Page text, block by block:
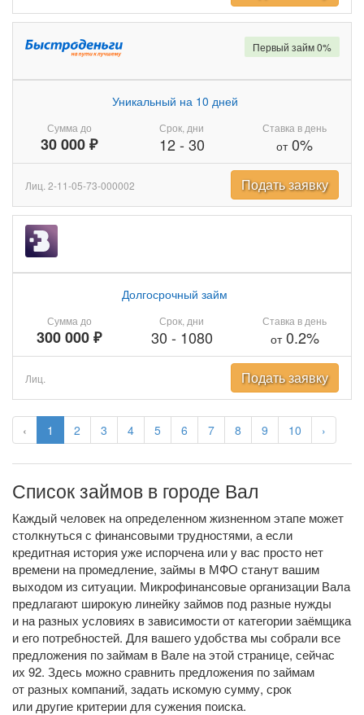
‹ 1 2 3 4 5 6 7 8 9 10 ›
Сумма до
30 000 ₽
Уникальный на 10 дней
Срок, дни
12- 30
Ставка в день
от0%
Первый займ 0%
Лиц. 2-11-05-73-000002 Подать заявку
Сумма до
300 000 ₽
Долгосрочный займ
Срок, дни
30 - 1080
Ставка в день
от0.2%
Лиц. Подать заявку
Список займов в городе Вал
Каждый человек на определенном жизненном этапе может
столкнуться с финансовыми трудностями, а если
кредитная история уже испорчена или у вас просто нет
времени на промедление, займы в МФО станут вашим
выходом из ситуации. Микрофинансовые организации Вала
предлагают широкую линейку займов под разные нужды
и на разных условиях в зависимости от категории заёмщика
и его потребностей. Для вашего удобства мы собрали все
предложения по займам в Вале на этой странице, сейчас
их 92. Здесь можно сравнить предложения по займам
от разных компаний, задать искомую сумму, срок
или другие критерии для сужения поиска.